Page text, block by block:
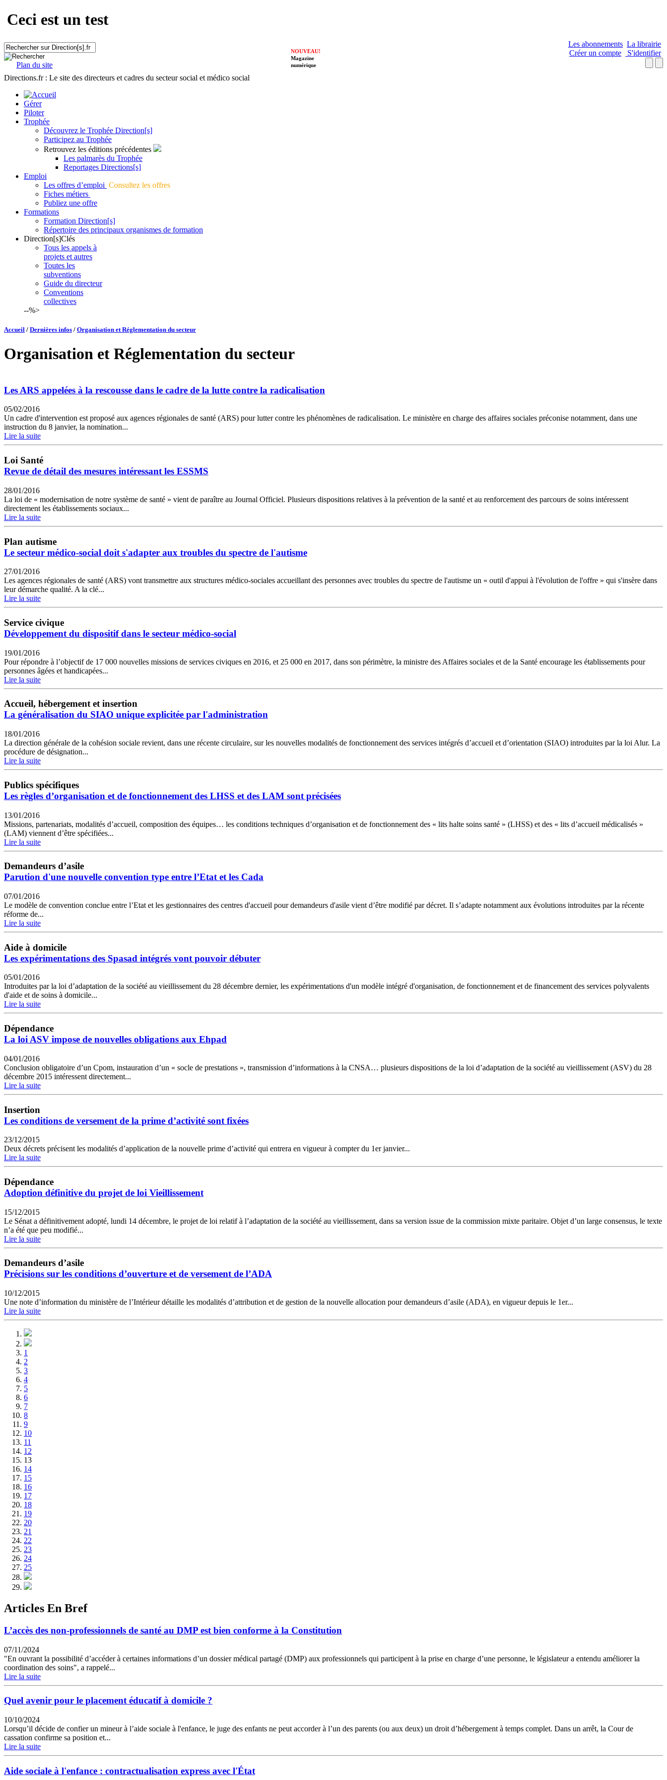
Ceci est un test
Plan du site
Les abonnements La librairie
Créer un compte
S'identifier
NOUVEAU!
Magazine
numérique
Directions.fr : Le site des directeurs et cadres du secteur social et médico social
Gérer
Piloter
Trophée
Découvrez le Trophée Direction[s]
Participez au Trophée
Retrouvez les éditions précédentes
Les palmarès du Trophée
Reportages Directions[s]
Emploi
Les offres d’emploi Consultez les offres
Fiches métiers
Publiez une offre
Formations
Formation Direction[s]
Répertoire des principaux organismes de formation
Direction[s]Clés
Tous les appels à
projets et autres
Toutes les
subventions
Guide du directeur
Conventions
collectives
--%>
Accueil / Dernières infos / Organisation et Réglementation du secteur
Organisation et Réglementation du secteur
Les ARS appelées à la rescousse dans le cadre de la lutte contre la radicalisation
05/02/2016
Un cadre d'intervention est proposé aux agences régionales de santé (ARS) pour lutter contre les phénomènes de radicalisation. Le ministère en charge des affaires sociales préconise notamment, dans une
instruction du 8 janvier, la nomination...
Lire la suite
Loi Santé
Revue de détail des mesures intéressant les ESSMS
28/01/2016
La loi de « modernisation de notre système de santé » vient de paraître au Journal Officiel. Plusieurs dispositions relatives à la prévention de la santé et au renforcement des parcours de soins intéressent
directement les établissements sociaux...
Lire la suite
Plan autisme
Le secteur médico-social doit s'adapter aux troubles du spectre de l'autisme
27/01/2016
Les agences régionales de santé (ARS) vont transmettre aux structures médico-sociales accueillant des personnes avec troubles du spectre de l'autisme un « outil d'appui à l'évolution de l'offre » qui s'insère dans
leur démarche qualité. A la clé...
Lire la suite
Service civique
Développement du dispositif dans le secteur médico-social
19/01/2016
Pour répondre à l’objectif de 17 000 nouvelles missions de services civiques en 2016, et 25 000 en 2017, dans son périmètre, la ministre des Affaires sociales et de la Santé encourage les établissements pour
personnes âgées et handicapées...
Lire la suite
Accueil, hébergement et insertion
La généralisation du SIAO unique explicitée par l'administration
18/01/2016
La direction générale de la cohésion sociale revient, dans une récente circulaire, sur les nouvelles modalités de fonctionnement des services intégrés d’accueil et d’orientation (SIAO) introduites par la loi Alur. La
procédure de désignation...
Lire la suite
Publics spécifiques
Les règles d’organisation et de fonctionnement des LHSS et des LAM sont précisées
13/01/2016
Missions, partenariats, modalités d’accueil, composition des équipes… les conditions techniques d’organisation et de fonctionnement des « lits halte soins santé » (LHSS) et des « lits d’accueil médicalisés »
(LAM) viennent d’être spécifiées...
Lire la suite
Demandeurs d’asile
Parution d'une nouvelle convention type entre l’Etat et les Cada
07/01/2016
Le modèle de convention conclue entre l’Etat et les gestionnaires des centres d'accueil pour demandeurs d'asile vient d’être modifié par décret. Il s’adapte notamment aux évolutions introduites par la récente
réforme de...
Lire la suite
Aide à domicile
Les expérimentations des Spasad intégrés vont pouvoir débuter
05/01/2016
Introduites par la loi d’adaptation de la société au vieillissement du 28 décembre dernier, les expérimentations d'un modèle intégré d'organisation, de fonctionnement et de financement des services polyvalents
d'aide et de soins à domicile...
Lire la suite
Dépendance
La loi ASV impose de nouvelles obligations aux Ehpad
04/01/2016
Conclusion obligatoire d’un Cpom, instauration d’un « socle de prestations », transmission d’informations à la CNSA… plusieurs dispositions de la loi d’adaptation de la société au vieillissement (ASV) du 28
décembre 2015 intéressent directement...
Lire la suite
Insertion
Les conditions de versement de la prime d’activité sont fixées
23/12/2015
Deux décrets précisent les modalités d’application de la nouvelle prime d’activité qui entrera en vigueur à compter du 1er janvier...
Lire la suite
Dépendance
Adoption définitive du projet de loi Vieillissement
15/12/2015
Le Sénat a définitivement adopté, lundi 14 décembre, le projet de loi relatif à l’adaptation de la société au vieillissement, dans sa version issue de la commission mixte paritaire. Objet d’un large consensus, le texte
n’a été que peu modifié...
Lire la suite
Demandeurs d’asile
Précisions sur les conditions d’ouverture et de versement de l’ADA
10/12/2015
Une note d’information du ministère de l’Intérieur détaille les modalités d’attribution et de gestion de la nouvelle allocation pour demandeurs d’asile (ADA), en vigueur depuis le 1er...
Lire la suite
1
2
3
4
5
6
7
8
9
10
11
12
13
14
15
16
17
18
19
20
21
22
23
24
25
Articles En Bref
L’accès des non-professionnels de santé au DMP est bien conforme à la Constitution
07/11/2024
"En ouvrant la possibilité d’accéder à certaines informations d’un dossier médical partagé (DMP) aux professionnels qui participent à la prise en charge d’une personne, le législateur a entendu améliorer la
coordination des soins", a rappelé...
Lire la suite
Quel avenir pour le placement éducatif à domicile ?
10/10/2024
Lorsqu’il décide de confier un mineur à l’aide sociale à l'enfance, le juge des enfants ne peut accorder à l’un des parents (ou aux deux) un droit d’hébergement à temps complet. Dans un arrêt, la Cour de
cassation confirme sa position et...
Lire la suite
Aide sociale à l'enfance : contractualisation express avec l'État